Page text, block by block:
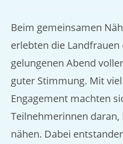
Beim gemeinsamen
erlebten die
gelungenen Abend
guter Stimmung. Mit
Engagement machten
Teilnehmerinnen daran,
nähen. Dabei